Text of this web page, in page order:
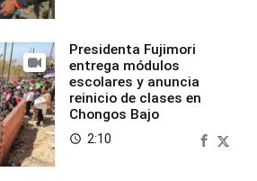
Presidenta Fujimori
entrega módulos
escolares y anuncia
reinicio de clases en
Chongos Bajo
access_time 2:10